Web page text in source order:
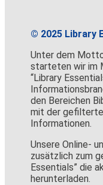
© 2025 Library
Unter dem Motto
starteten wir im
“Library
den Bereichen
mit der
Informationen.
Unsere Online-
zusätzlich zum
Essentials” die
herunterladen.